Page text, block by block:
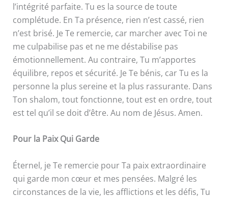
l’intégrité parfaite. Tu es la source de toute
complétude. En Ta présence, rien n’est cassé, rien
n’est brisé. Je Te remercie, car marcher avec Toi ne
me culpabilise pas et ne me déstabilise pas
émotionnellement. Au contraire, Tu m’apportes
équilibre, repos et sécurité. Je Te bénis, car Tu es la
personne la plus sereine et la plus rassurante. Dans
Ton shalom, tout fonctionne, tout est en ordre, tout
est tel qu’il se doit d’être. Au nom de Jésus. Amen.
Pour la Paix Qui Garde
Éternel, je Te remercie pour Ta paix extraordinaire
qui garde mon cœur et mes pensées. Malgré les
circonstances de la vie, les afflictions et les défis, Tu